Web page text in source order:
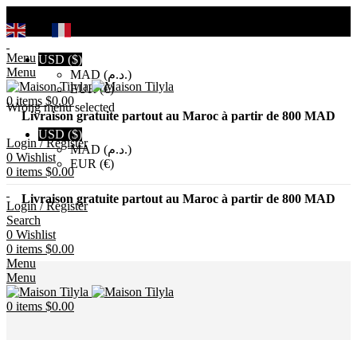
USD ($)
MAD (د.م.)
EUR (€)
Livraison gratuite partout au Maroc à partir de 800 MAD
Login / Register
0 Wishlist
0 items $0.00
Livraison gratuite partout au Maroc à partir de 800 MAD
Menu
Menu
0items $0.00
Wrong menu selected
USD ($)
MAD (د.م.)
EUR (€)
Login / Register
Search
0 Wishlist
0 items $0.00
Menu
Menu
0 items $0.00